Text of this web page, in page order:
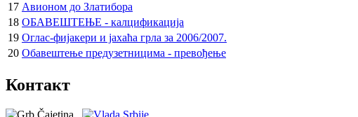
17 Авионом до Златибора
18 ОБАВЕШТЕЊЕ - калцификација
19 Оглас-фијакери и јахаћа грла за 2006/2007.
20 Обавештење предузетницима - превођење
Контакт